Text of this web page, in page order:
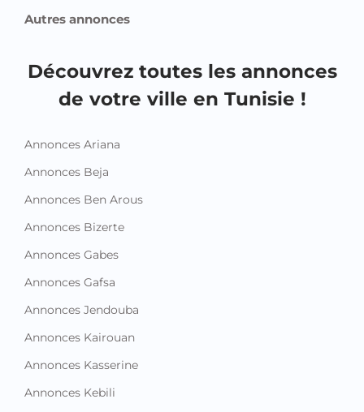
Autres annonces
Découvrez toutes les annonces
de votre ville en Tunisie !
Annonces Ariana
Annonces Beja
Annonces Ben Arous
Annonces Bizerte
Annonces Gabes
Annonces Gafsa
Annonces Jendouba
Annonces Kairouan
Annonces Kasserine
Annonces Kebili